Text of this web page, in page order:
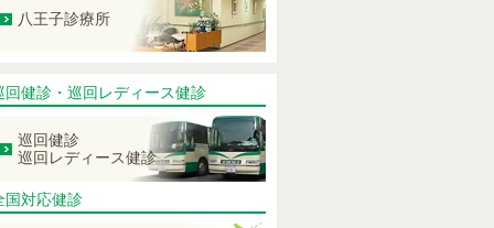
八王子診療所
回健診・巡回レディース健診
巡回健診
巡回レディース健診
国対応健診